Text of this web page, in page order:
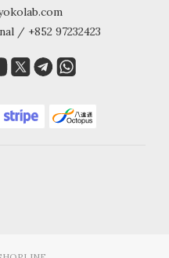
/ +852 97232423